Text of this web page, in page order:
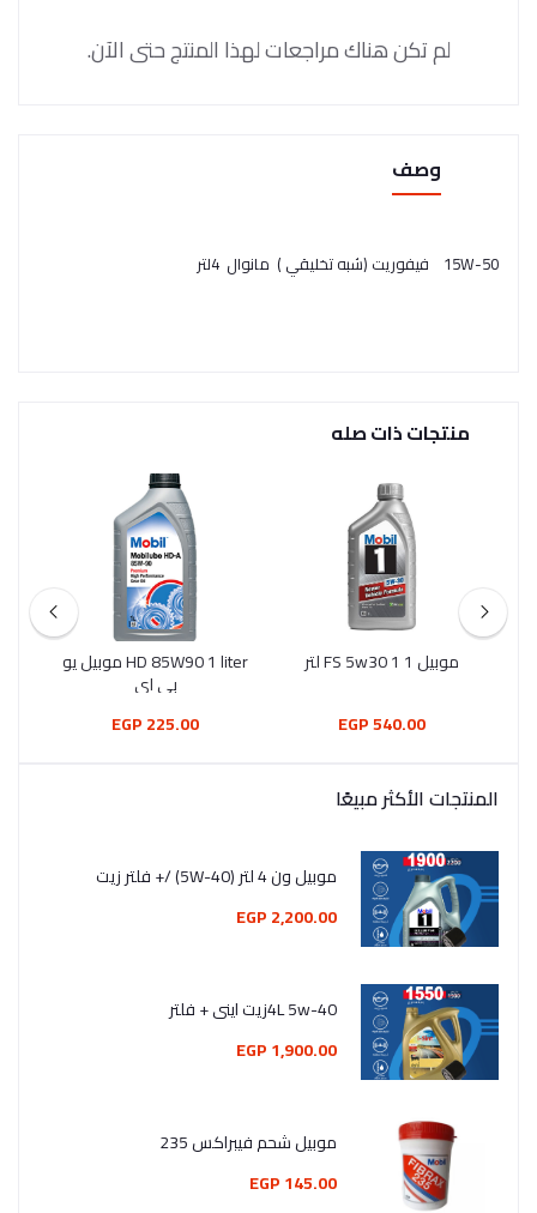
لم تكن هناك مراجعات لهذا المنتج حتى الآن.
وصف
15W-50 فيفوريت (شبه تخليقي ) مانوال 4لتر
منتجات ذات صله
موبيل 1 FS 5w30 1 لتر
540.00 EGP
HD 85W90 1 liter موبيل يو
بي اي
225.00 EGP
المنتجات الأكثر مبيعًا
موبيل ون 4 لتر (5W-40) /+ فلتر زيت
2,200.00 EGP
4L 5w-40زيت اينى + فلتر
1,900.00 EGP
موبيل شحم فيبراكس 235
145.00 EGP